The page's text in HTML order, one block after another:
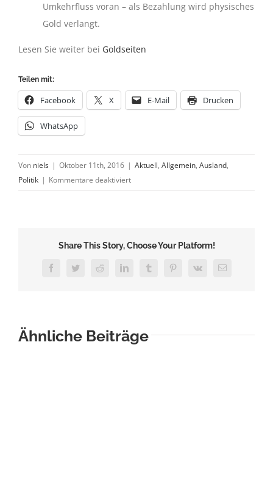
Umkehrfluss voran – als Bezahlung wird physisches
Gold verlangt.
Lesen Sie weiter bei Goldseiten
Teilen mit:
Facebook X E-Mail Drucken
WhatsApp
Von niels | Oktober 11th, 2016 | Aktuell, Allgemein, Ausland,
Politik | Kommentare deaktiviertfür
Belgien
Share This Story, Choose Your Platform!
FacebookTwitterReddit LinkedInTumblrPinterest
Vk
E-
Ähnliche Beiträge